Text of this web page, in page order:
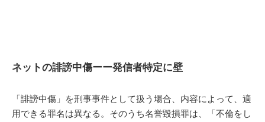
ネットの誹謗中傷ーー発信者特定に壁
「誹謗中傷」を刑事事件として扱う場合、内容によって、適
用できる罪名は異なる。そのうち名誉毀損罪は、「不倫をし